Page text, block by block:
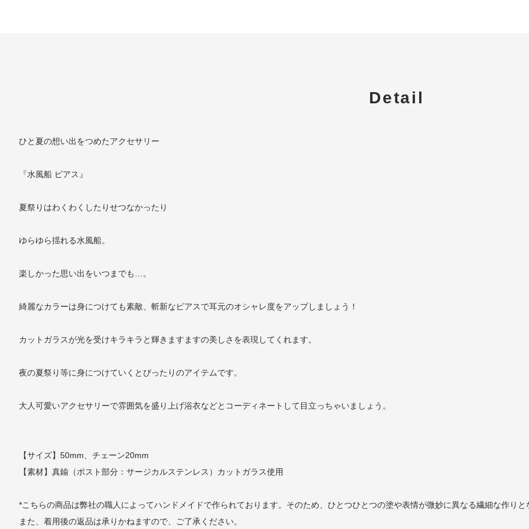
Detail
ひと夏の想い出をつめたアクセサリー
『水風船 ピアス』
夏祭りはわくわくしたりせつなかったり
ゆらゆら揺れる水風船。
楽しかった思い出をいつまでも…。
綺麗なカラーは身につけても素敵、斬新なピアスで耳元のオシャレ度をアップしましょう！
カットガラスが光を受けキラキラと輝きますますの美しさを表現してくれます。
夜の夏祭り等に身につけていくとぴったりのアイテムです。
大人可愛いアクセサリーで雰囲気を盛り上げ浴衣などとコーディネートして目立っちゃいましょう。
【サイズ】50mm、チェーン20mm
【素材】真鍮（ポスト部分：サージカルステンレス）カットガラス使用
*こちらの商品は弊社の職人によってハンドメイドで作られております。そのため、ひとつひとつの塗や表情が微妙に異なる繊細な作りと
また、着用後の返品は承りかねますので、ご了承ください。